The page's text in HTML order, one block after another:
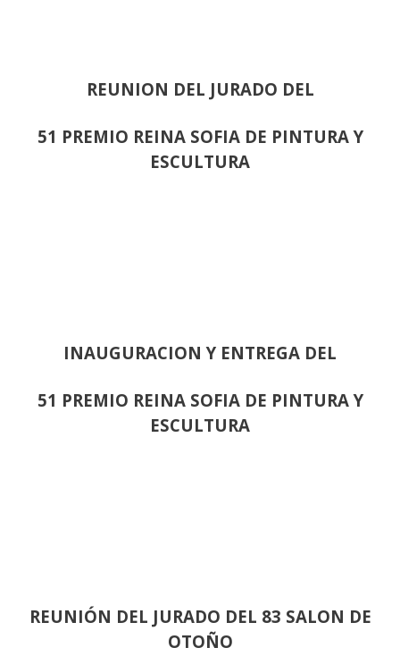
REUNION DEL JURADO DEL
51 PREMIO REINA SOFIA DE PINTURA Y
ESCULTURA
INAUGURACION Y ENTREGA DEL
51 PREMIO REINA SOFIA DE PINTURA Y
ESCULTURA
REUNIÓN DEL JURADO DEL 83 SALON DE
OTOÑO